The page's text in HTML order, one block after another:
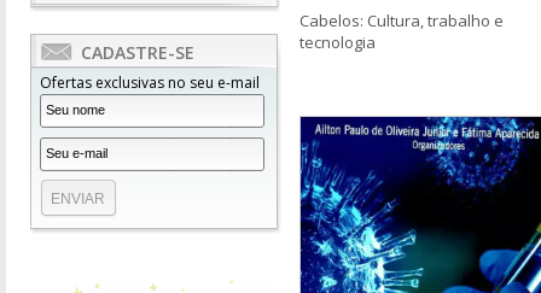
CADASTRE-SE
Ofertas exclusivas no seu e-mail
Cabelos: Cultura, trabalho e
tecnologia